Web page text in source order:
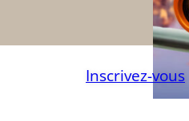
Inscrivez-vous